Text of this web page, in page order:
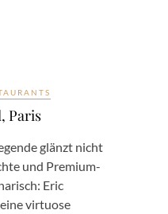
Paris
glänzt nicht
und Premium-
Eric
eine virtuose